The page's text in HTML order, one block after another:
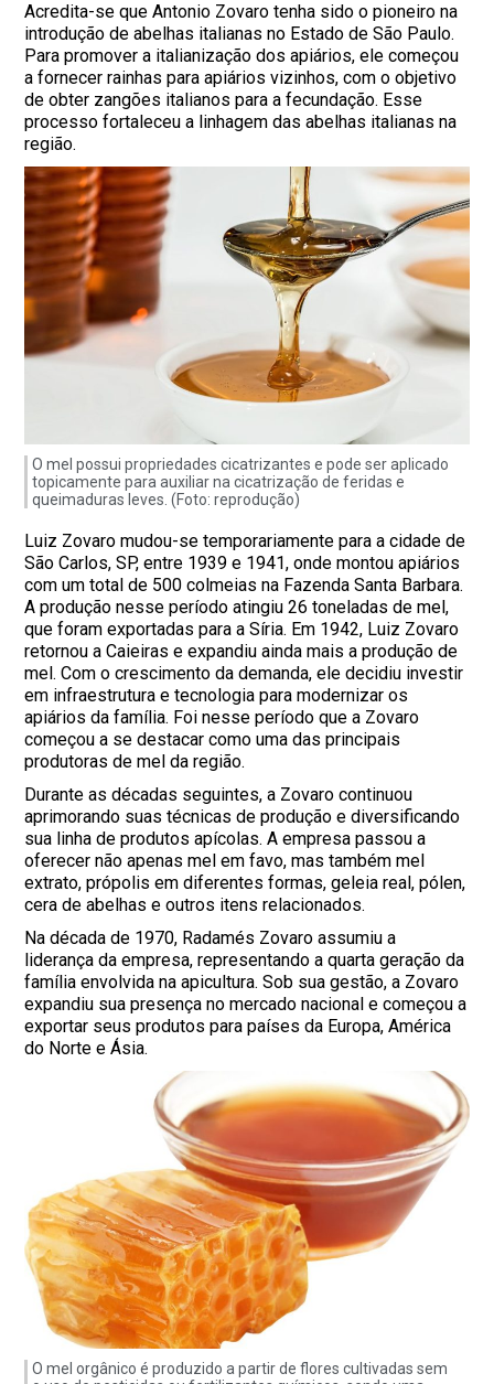
Acredita-se que Antonio Zovaro tenha sido o pioneiro na
introdução de abelhas italianas no Estado de São Paulo.
Para promover a italianização dos apiários, ele começou
a fornecer rainhas para apiários vizinhos, com o objetivo
de obter zangões italianos para a fecundação. Esse
processo fortaleceu a linhagem das abelhas italianas na
região.
O mel possui propriedades cicatrizantes e pode ser aplicado
topicamente para auxiliar na cicatrização de feridas e
queimaduras leves. (Foto: reprodução)
Luiz Zovaro mudou-se temporariamente para a cidade de
São Carlos, SP, entre 1939 e 1941, onde montou apiários
com um total de 500 colmeias na Fazenda Santa Barbara.
A produção nesse período atingiu 26 toneladas de mel,
que foram exportadas para a Síria. Em 1942, Luiz Zovaro
retornou a Caieiras e expandiu ainda mais a produção de
mel. Com o crescimento da demanda, ele decidiu investir
em infraestrutura e tecnologia para modernizar os
apiários da família. Foi nesse período que a Zovaro
começou a se destacar como uma das principais
produtoras de mel da região.
Durante as décadas seguintes, a Zovaro continuou
aprimorando suas técnicas de produção e diversificando
sua linha de produtos apícolas. A empresa passou a
oferecer não apenas mel em favo, mas também mel
extrato, própolis em diferentes formas, geleia real, pólen,
cera de abelhas e outros itens relacionados.
Na década de 1970, Radamés Zovaro assumiu a
liderança da empresa, representando a quarta geração da
família envolvida na apicultura. Sob sua gestão, a Zovaro
expandiu sua presença no mercado nacional e começou a
exportar seus produtos para países da Europa, América
do Norte e Ásia.
O mel orgânico é produzido a partir de flores cultivadas sem